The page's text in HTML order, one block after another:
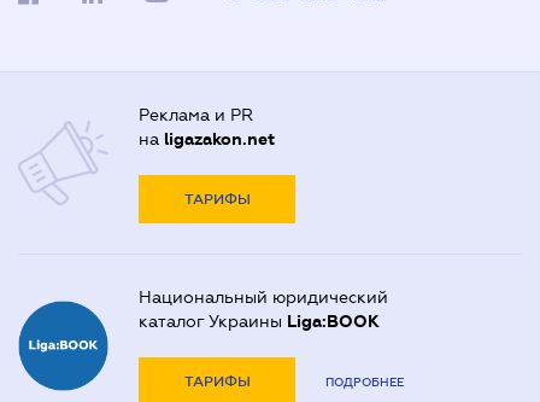
Реклама и PR
на ligazakon.net
ТАРИФЫ
Национальный юридический
каталог Украины Liga:BOOK
ТАРИФЫ ПОДРОБНЕЕ